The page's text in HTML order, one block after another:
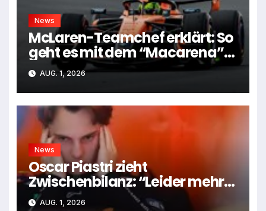
News
McLaren-Teamchef erklärt: So
geht es mit dem “Macarena”-
Flügel weiter
AUG. 1, 2026
News
Oscar Piastri zieht
Zwischenbilanz: “Leider mehr
Tiefen als Höhen”
AUG. 1, 2026